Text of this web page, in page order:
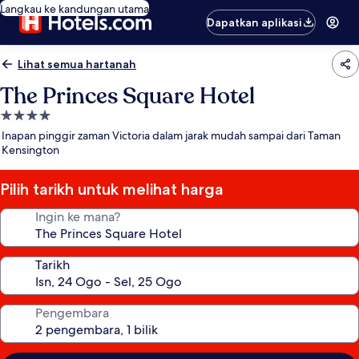
Langkau ke kandungan utama
Dapatkan aplikasi
Lihat semua hartanah
The Princes Square Hotel
Hartanah
4.0
bintang
Inapan pinggir zaman Victoria dalam jarak mudah sampai dari Taman
Kensington
Pilih tarikh untuk melihat harga
Ingin ke mana?
Tarikh
Pengembara